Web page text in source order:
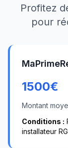
Profitez
pour
1500€
Montant
Conditions :
installateur